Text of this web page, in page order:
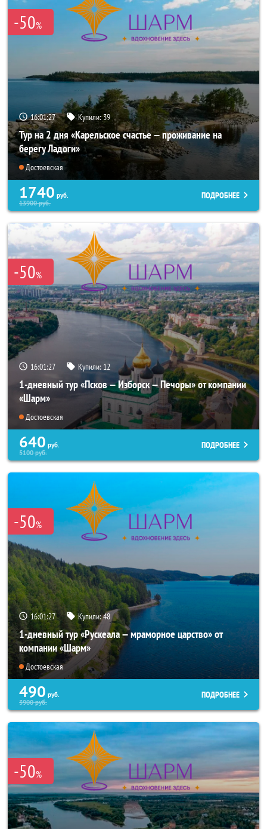
-50%
16:01:26 Купили:39
Тур на 2 дня «Карельское счастье — проживание на
берегу Ладоги»
Достоевская
1740 руб.
13900руб.
ПОДРОБНЕЕ
-50%
16:01:26 Купили: 12
1-дневный тур «Псков — Изборск — Печоры» от компании
«Шарм»
Достоевская
640 руб.
5100руб.
ПОДРОБНЕЕ
-50%
16:01:26 Купили:48
1-дневный тур «Рускеала — мраморное царство» от
компании «Шарм»
Достоевская
490 руб.
3900руб.
ПОДРОБНЕЕ
-50%